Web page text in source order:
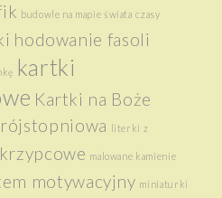
budowle na mapie świata czasy
hodowanie fasoli
kartki
Kartki na Boże
literki z
malowane kamienie
motywacyjny miniaturki